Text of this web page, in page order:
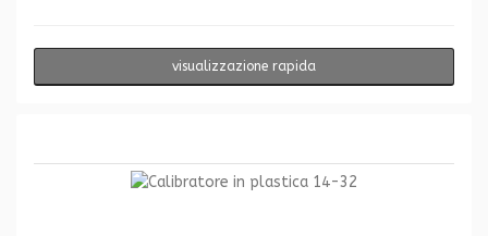
visualizzazione rapida